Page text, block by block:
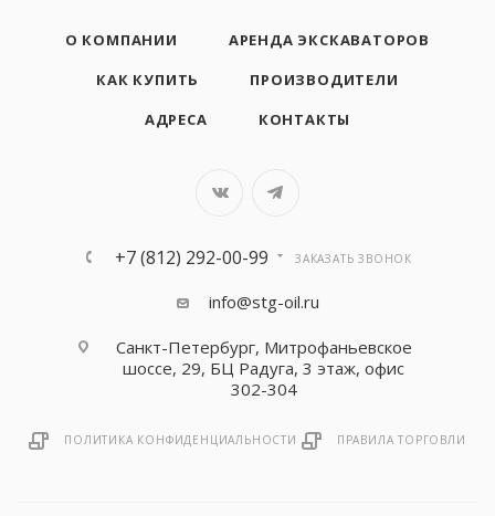
О КОМПАНИИ
АРЕНДА ЭКСКАВАТОРОВ
КАК КУПИТЬ
ПРОИЗВОДИТЕЛИ
АДРЕСА
КОНТАКТЫ
+7 (812) 292-00-99 ЗАКАЗАТЬ ЗВОНОК
info@stg-oil.ru
Санкт-Петербург, Митрофаньевское
шоссе, 29, БЦ Радуга, 3 этаж, офис
302-304
ПОЛИТИКА КОНФИДЕНЦИАЛЬНОСТИ ПРАВИЛА ТОРГОВЛИ